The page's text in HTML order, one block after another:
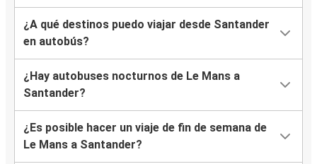
¿A qué destinos puedo viajar desde Santander
en autobús?
¿Hay autobuses nocturnos de Le Mans a
Santander?
¿Es posible hacer un viaje de fin de semana de
Le Mans a Santander?